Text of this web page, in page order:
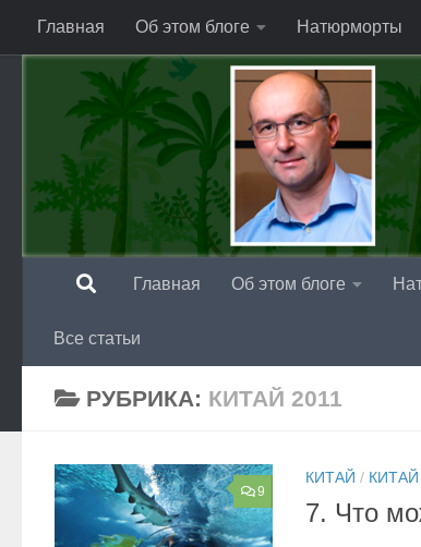
Перейти к содержимому
Главная Об этом блоге Натюрморты
Главная Об этом блоге
Все статьи
РУБРИКА: КИТАЙ 2011
9
КИТАЙ / КИТАЙ
7. Что